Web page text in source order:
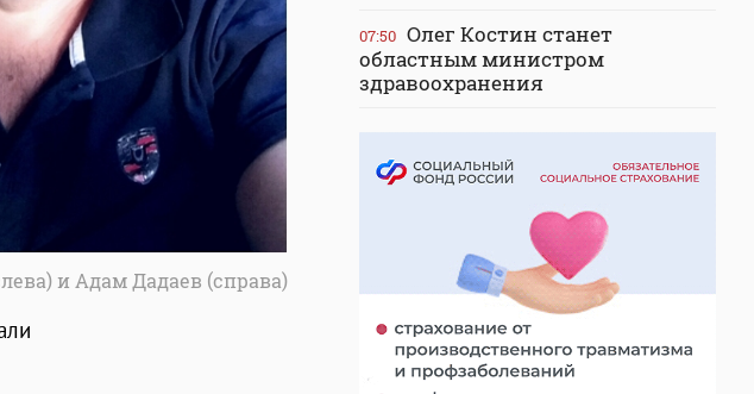
и Адам Дадаев (справа)
07:50 Олег Костин станет
областным министром
здравоохранения